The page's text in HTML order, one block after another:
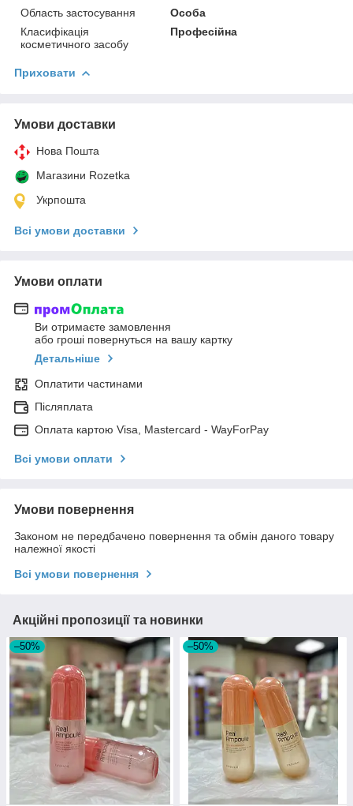
Область застосування
Особа
Класифікація
косметичного засобу
Професійна
Приховати
Умови доставки
Нова Пошта
Магазини Rozetka
Укрпошта
Всі умови доставки
Умови оплати
Ви отримаєте замовлення
або гроші повернуться на вашу картку
Детальніше
Оплатити частинами
Післяплата
Оплата картою Visa, Mastercard - WayForPay
Всі умови оплати
Умови повернення
Законом не передбачено повернення та обмін даного товару
належної якості
Всі умови повернення
Акційні пропозиції та новинки
–50% –50%